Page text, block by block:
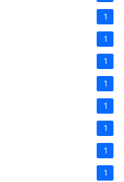
1
1
1
1
1
1
1
1